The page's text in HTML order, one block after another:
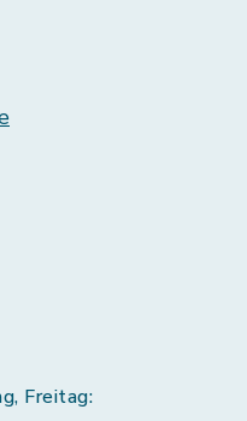
Freitag: